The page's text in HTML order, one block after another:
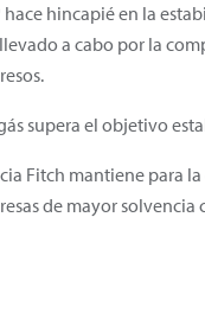
hace hincapié en la
a cabo por la
supera el objetivo
Fitch mantiene para
de mayor solvencia